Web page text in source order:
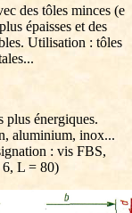
des tôles minces (e
épaisses et des
Utilisation : tôles
plus énergiques.
aluminium, inox...
: vis FBS,
6, L = 80)